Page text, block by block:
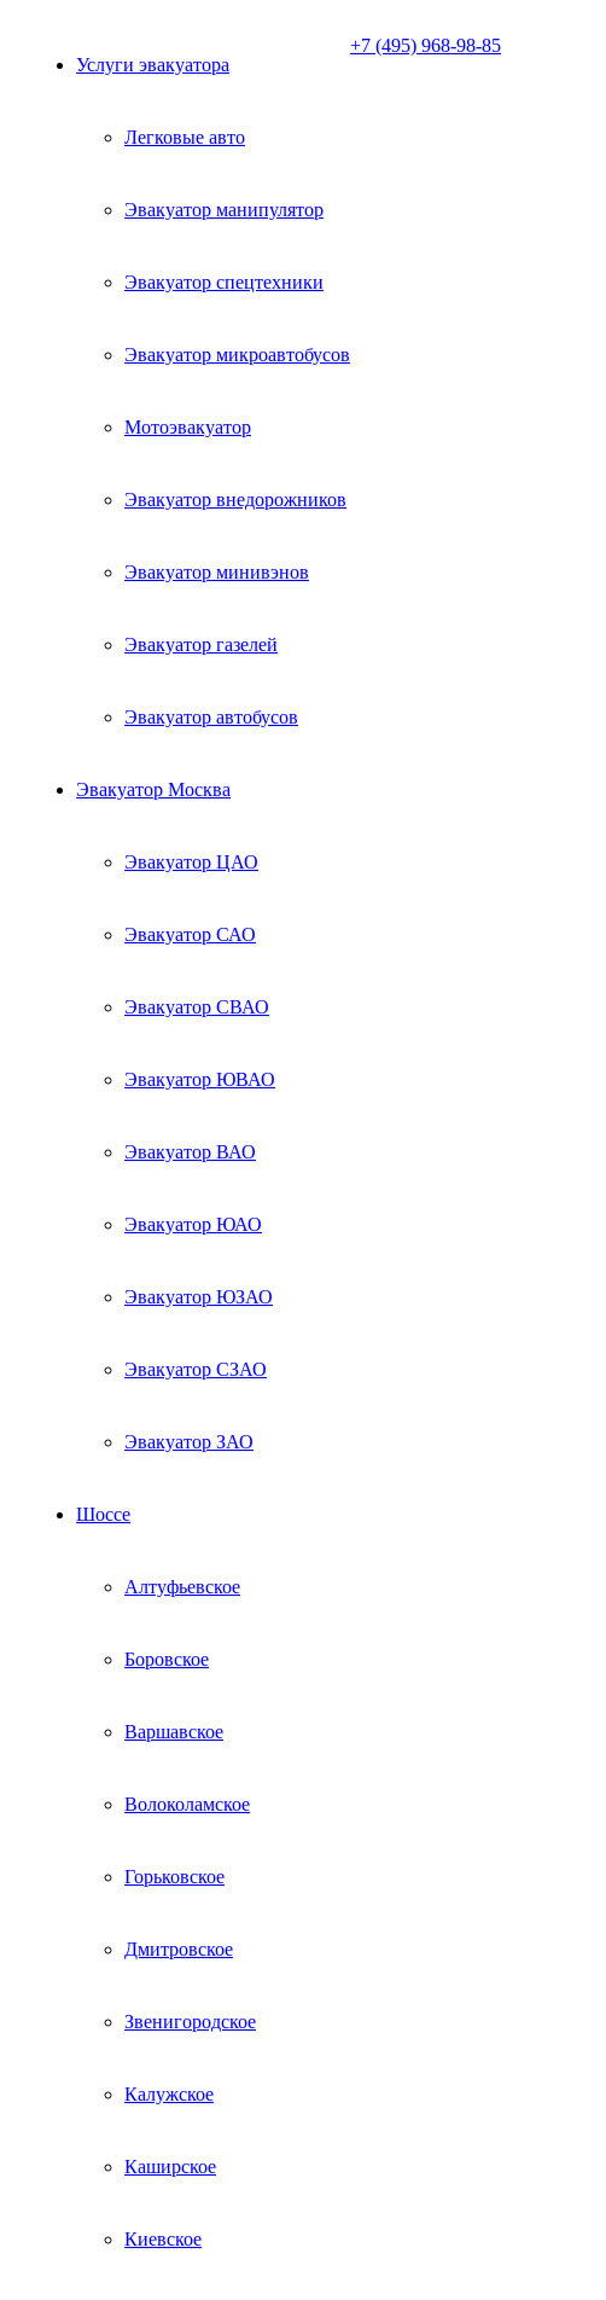
Услуги эвакуатора
Легковые авто
Эвакуатор манипулятор
Эвакуатор спецтехники
Эвакуатор микроавтобусов
Мотоэвакуатор
Эвакуатор внедорожников
Эвакуатор минивэнов
Эвакуатор газелей
Эвакуатор автобусов
Эвакуатор Москва
Эвакуатор ЦАО
Эвакуатор САО
Эвакуатор СВАО
Эвакуатор ЮВАО
Эвакуатор ВАО
Эвакуатор ЮАО
Эвакуатор ЮЗАО
Эвакуатор СЗАО
Эвакуатор ЗАО
Шоссе
Алтуфьевское
Боровское
Варшавское
Волоколамское
Горьковское
Дмитровское
Звенигородское
Калужское
Каширское
Киевское
+7 (495) 968-98-85